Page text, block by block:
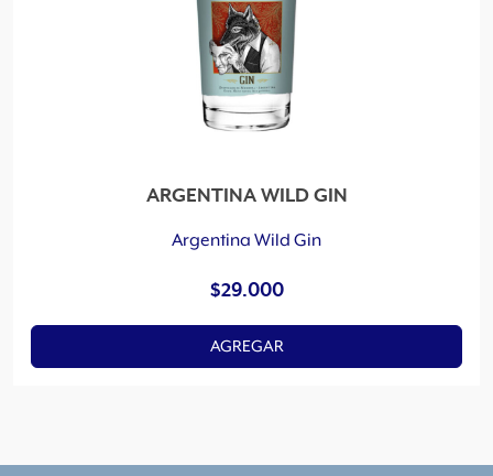
ARGENTINA WILD GIN
Argentina Wild Gin
$29.000
AGREGAR